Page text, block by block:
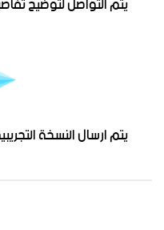
يتم ارسال النسخة